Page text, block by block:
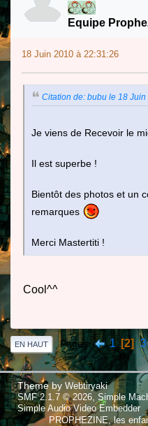
Equipe
18 Juin 2010 à 22:31:26
Citation de: bubu le 18
Je viens de Recevoir le
Il est superbe !
Bientôt des photos et un
remarques
Merci Mastertiti !
Cool^^
EN HAUT Pages 1 2 3
Theme by Webtiryaki
SMF 2.1.7 © 2026 Simple
Simple Audio Video Embedder
PROPHEZINE, les